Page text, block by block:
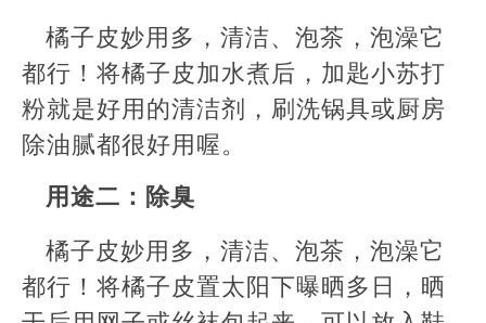
橘子皮妙用多，清洁、泡茶，泡澡它
都行！将橘子皮加水煮后，加匙小苏打
粉就是好用的清洁剂，刷洗锅具或厨房
除油腻都很好用喔。
用途二：除臭
橘子皮妙用多，清洁、泡茶，泡澡它
都行！将橘子皮置太阳下曝晒多日，晒